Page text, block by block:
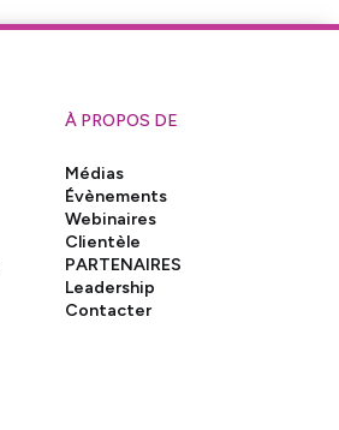
À PROPOS DE
Médias
Évènements
Webinaires
Clientèle
PARTENAIRES
Leadership
Contacter